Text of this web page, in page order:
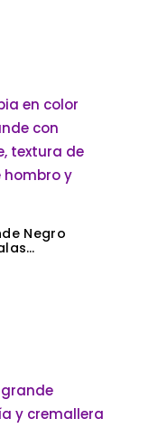
Negro